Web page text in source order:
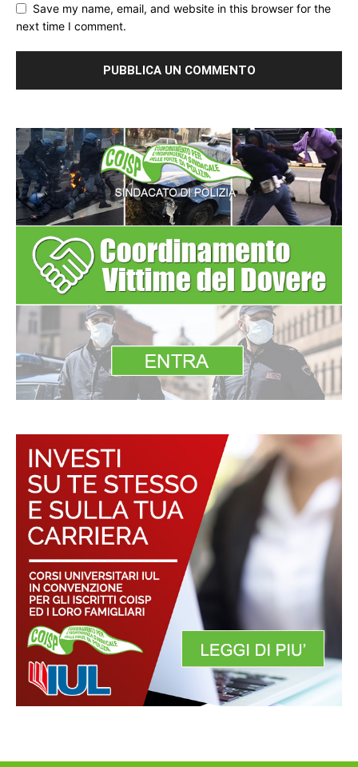
Save my name, email, and website in this browser for the
next time I comment.